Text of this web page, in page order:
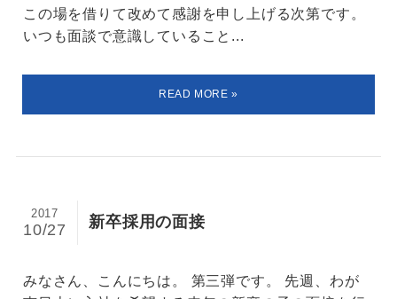
この場を借りて改めて感謝を申し上げる次第です。
いつも面談で意識していること...
新卒採用の面接
2017
10/27
みなさん、こんにちは。 第三弾です。 先週、わが